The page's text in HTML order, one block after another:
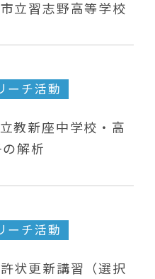
立習志野高等学校
ーチ活動
教新座中学校・高
解析
ーチ活動
状更新講習（選択